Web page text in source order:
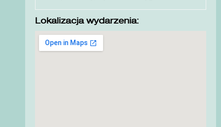
Lokalizacja wydarzenia: